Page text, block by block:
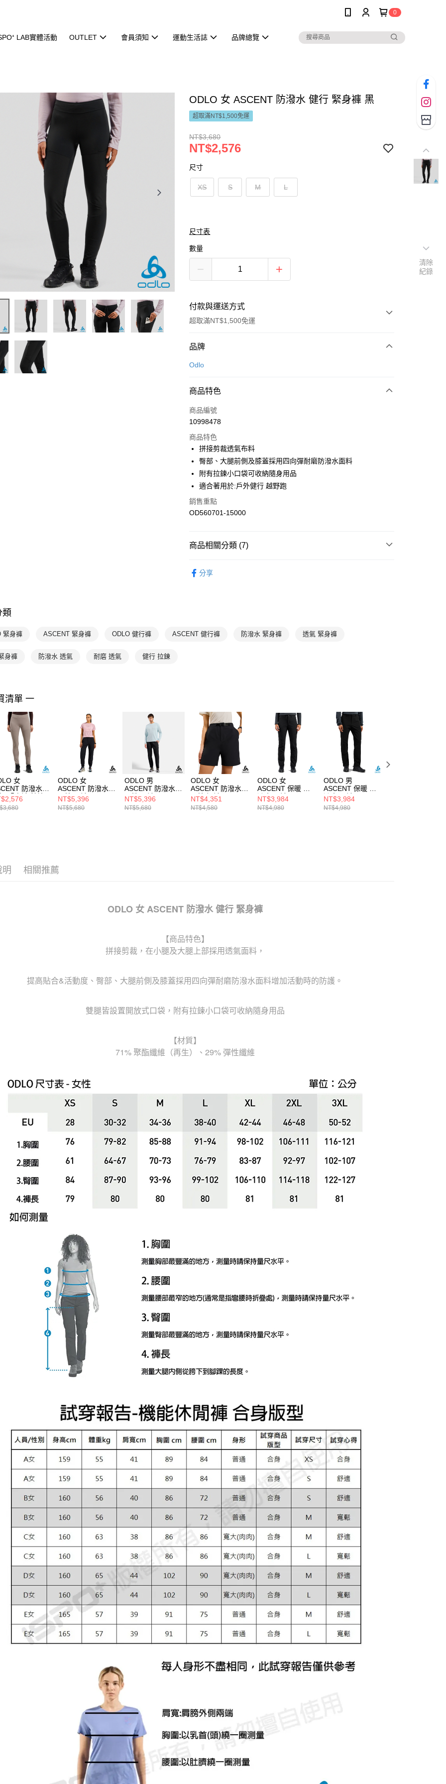
0
LAB實體活動 OUTLET 會員須知 運動生活誌 品牌總覽
ODLO 女 ASCENT 防潑水 健行 緊身褲 黑
超取滿NT$1,500免運
NT$3,680
NT$2,576
尺寸
XS S M L
尺寸表
數量
付款與運送方式
超取滿NT$1,500免運
付款方式
信用卡一次付款
悠遊付
運送方式
7-11取貨(快速到店)
每筆NT$100，滿NT$1,500(含以上)免運費
宅配-本島
每筆NT$100，滿NT$1,500(含以上)免運費
品牌
Odlo
商品特色
商品編號
10998478
商品特色
拼接剪裁透氣布料
臀部、大腿前側及膝蓋採用四向彈耐磨防潑水面料
附有拉鍊小口袋可收納隨身用品
適合著用於:戶外健行 越野跑
銷售重點
OD560701-15000
商品相關分類 (7)
ODLO 機能休閒服飾
分享
類
緊身褲 ASCENT 緊身褲 ODLO 健行褲 ASCENT 健行褲 防潑水 緊身褲 透氣 緊身褲
身褲 防潑水 透氣 耐磨 透氣 健行 拉鍊
清單 一
女
防潑水
緊身褲 餘燼
ODLO 女
ASCENT 防潑水
彈性 長褲 黑
NT$5,396
NT$5,680
ODLO 男
ASCENT 防潑水
彈性 長褲 黑
NT$5,396
NT$5,680
ODLO 女
ASCENT 防潑水
彈性 短褲 黑
NT$4,351
NT$4,580
ODLO 女
ASCENT 保暖 防
NT$3,984
NT$4,980
ODLO 男
ASCENT 保暖 防
潑水 長褲 黑
NT$3,984
NT$4,980
明 相關推薦
ODLO 女 ASCENT 防潑水 健行 緊身褲
【商品特色】
拼接剪裁，在小腿及大腿上部採用透氣面料，
提高貼合&活動度、臀部、大腿前側及膝蓋採用四向彈耐磨防潑水面料增加活動時的防護。
雙腿皆設置開放式口袋，附有拉鍊小口袋可收納隨身用品
【材質】
71% 聚酯纖維（再生）、29% 彈性纖維
清除
紀錄